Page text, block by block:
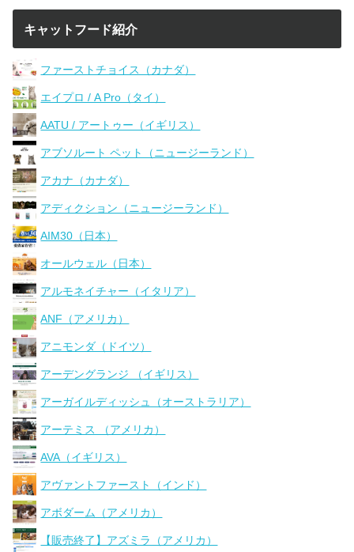
キャットフード紹介
ファーストチョイス（カナダ）
エイプロ / A Pro（タイ）
AATU / アートゥー（イギリス）
アブソルート ペット（ニュージーランド）
アカナ（カナダ）
アディクション（ニュージーランド）
AIM30（日本）
オールウェル（日本）
アルモネイチャー（イタリア）
ANF（アメリカ）
アニモンダ（ドイツ）
アーデングランジ （イギリス）
アーガイルディッシュ（オーストラリア）
アーテミス （アメリカ）
AVA（イギリス）
アヴァントファースト（インド）
アボダーム（アメリカ）
【販売終了】アズミラ（アメリカ）